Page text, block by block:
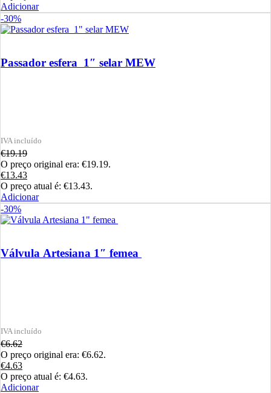
Adicionar
-30%
Passador esfera 1″ selar MEW
€19.19
O preço original era: €19.19.
€13.43
O preço atual é: €13.43.
Adicionar
-30%
Válvula Artesiana 1″ femea
€6.62
O preço original era: €6.62.
€4.63
O preço atual é: €4.63.
Adicionar